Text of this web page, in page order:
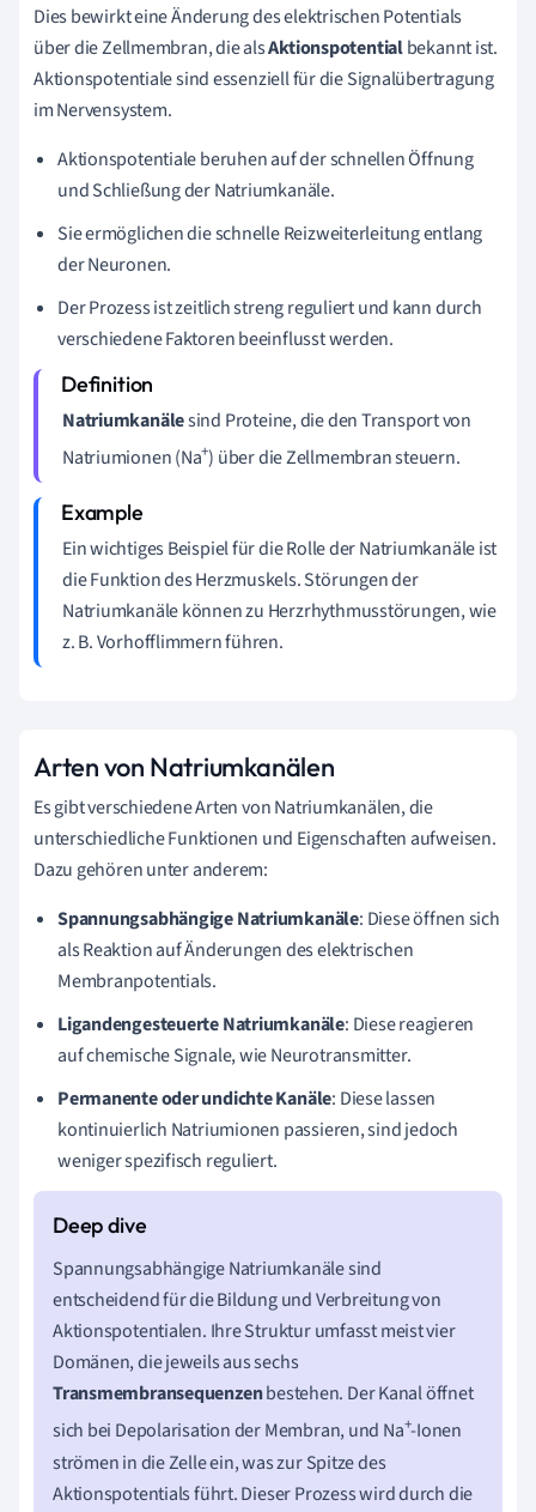
Dies bewirkt eine Änderung des elektrischen Potentials
über die Zellmembran, die alsAktionspotentialbekannt ist.
Aktionspotentiale sind essenziell für die Signalübertragung
im Nervensystem.
Aktionspotentiale beruhen auf der schnellen Öffnung
und Schließung der Natriumkanäle.
Sie ermöglichen die schnelle Reizweiterleitung entlang
der Neuronen.
Der Prozess ist zeitlich streng reguliert und kann durch
verschiedene Faktoren beeinflusst werden.
Natriumkanälesind Proteine, die den Transport von
Natriumionen (Na+) über die Zellmembran steuern.
Ein wichtiges Beispiel für die Rolle der Natriumkanäle ist
die Funktion des Herzmuskels. Störungen der
Natriumkanäle können zu Herzrhythmusstörungen, wie
z. B. Vorhofflimmern führen.
Arten von Natriumkanälen
Es gibt verschiedene Arten von Natriumkanälen, die
unterschiedliche Funktionen und Eigenschaften aufweisen.
Dazu gehören unter anderem:
Spannungsabhängige Natriumkanäle: Diese öffnen sich
als Reaktion auf Änderungen des elektrischen
Membranpotentials.
Ligandengesteuerte Natriumkanäle: Diese reagieren
auf chemische Signale, wie Neurotransmitter.
Permanente oder undichte Kanäle: Diese lassen
kontinuierlich Natriumionen passieren, sind jedoch
weniger spezifisch reguliert.
Spannungsabhängige Natriumkanäle sind
entscheidend für die Bildung und Verbreitung von
Aktionspotentialen. Ihre Struktur umfasst meist vier
Domänen, die jeweils aus sechs
Transmembransequenzenbestehen. Der Kanal öffnet
sich bei Depolarisation der Membran, und Na+-Ionen
strömen in die Zelle ein, was zur Spitze des
Aktionspotentials führt. Dieser Prozess wird durch die